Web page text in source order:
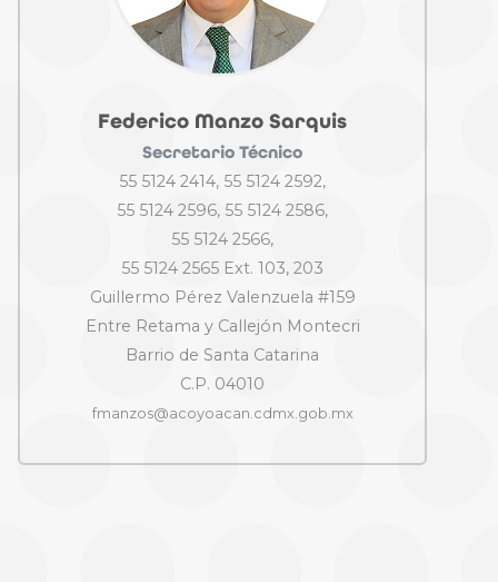
Federico Manzo Sarquis
Secretario Técnico
55 5124 2414, 55 5124 2592,
55 5124 2596, 55 5124 2586,
55 5124 2566,
55 5124 2565 Ext. 103, 203
Guillermo Pérez Valenzuela #159
Entre Retama y Callejón Montecri
Barrio de Santa Catarina
C.P. 04010
fmanzos@acoyoacan.cdmx.gob.mx